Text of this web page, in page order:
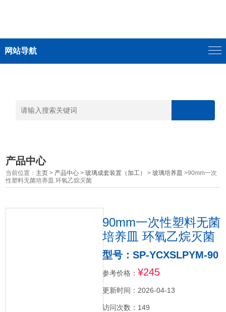
网站导航
产品中心
当前位置： 主页 > 产品中心 >玻璃成套装置（加工） >玻璃培养皿 >90mm一次
性塑料无菌培养皿 环氧乙烷灭菌
90mm一次性塑料无菌
培养皿 环氧乙烷灭菌
型号：SP-YCXSLPYM-90
参考价格： ¥245
更新时间：2026-04-13
访问次数：149